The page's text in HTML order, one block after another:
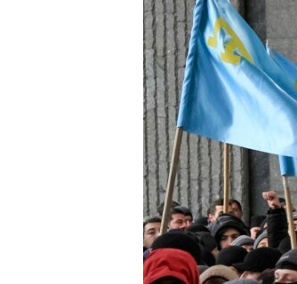
УКРАЇНСЬКА ПРОБЛЕМА КРИМУ